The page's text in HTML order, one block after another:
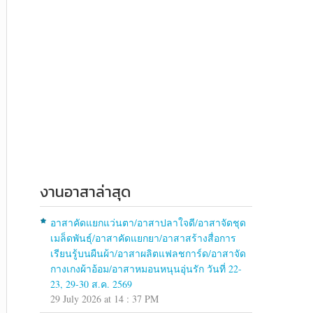
งานอาสาล่าสุด
อาสาคัดแยกแว่นตา/อาสาปลาใจดี/อาสาจัดชุด
เมล็ดพันธุ์/อาสาคัดแยกยา/อาสาสร้างสื่อการ
เรียนรู้บนผืนผ้า/อาสาผลิตแฟลชการ์ด/อาสาจัด
กางเกงผ้าอ้อม/อาสาหมอนหนุนอุ่นรัก วันที่ 22-
23, 29-30 ส.ค. 2569
29 July 2026 at 14 : 37 PM